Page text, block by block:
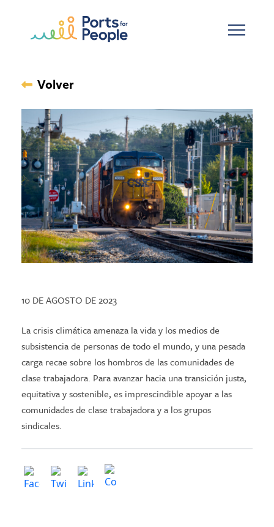
Volver
10 DE AGOSTO DE 2023
La crisis climática amenaza la vida y los medios de
subsistencia de personas de todo el mundo, y una pesada
carga recae sobre los hombros de las comunidades de
clase trabajadora. Para avanzar hacia una transición justa,
equitativa y sostenible, es imprescindible apoyar a las
comunidades de clase trabajadora y a los grupos
sindicales.